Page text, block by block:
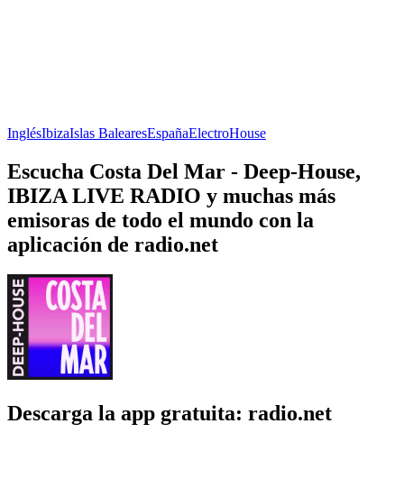
InglésIbizaIslas BalearesEspañaElectroHouse
Escucha Costa Del Mar - Deep-House,
IBIZA LIVE RADIO y muchas más
emisoras de todo el mundo con la
aplicación de radio.net
Descarga la app gratuita: radio.net